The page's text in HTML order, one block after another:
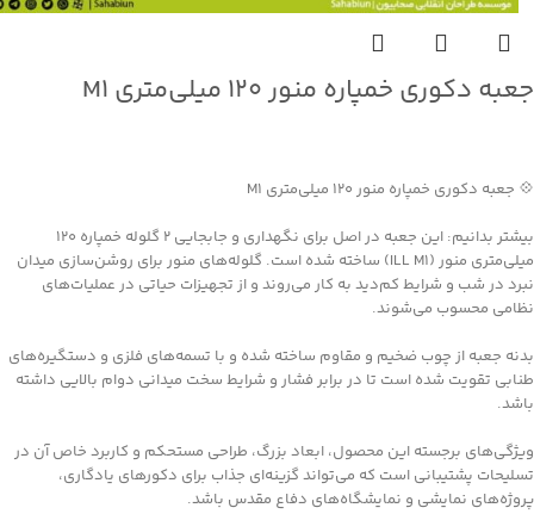
جعبه دکوری خمپاره منور ۱۲۰ میلی‌متری M1
💠 جعبه دکوری خمپاره منور ۱۲۰ میلی‌متری M1
بیشتر بدانیم: این جعبه در اصل برای نگهداری و جابجایی ۲ گلوله خمپاره ۱۲۰
میلی‌متری منور (ILL M1) ساخته شده است. گلوله‌های منور برای روشن‌سازی میدان
نبرد در شب و شرایط کم‌دید به کار می‌روند و از تجهیزات حیاتی در عملیات‌های
نظامی محسوب می‌شوند.
بدنه جعبه از چوب ضخیم و مقاوم ساخته شده و با تسمه‌های فلزی و دستگیره‌های
طنابی تقویت شده است تا در برابر فشار و شرایط سخت میدانی دوام بالایی داشته
باشد.
ویژگی‌های برجسته این محصول، ابعاد بزرگ، طراحی مستحکم و کاربرد خاص آن در
تسلیحات پشتیبانی است که می‌تواند گزینه‌ای جذاب برای دکورهای یادگاری،
پروژه‌های نمایشی و نمایشگاه‌های دفاع مقدس باشد.